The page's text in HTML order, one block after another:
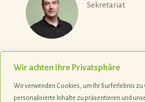
Wir achten Ihre Privatsphäre
Wir verwenden Cookies, um Ihr Surferlebnis zu
personalisierte Inhalte zu präsentieren und
Sekretariat